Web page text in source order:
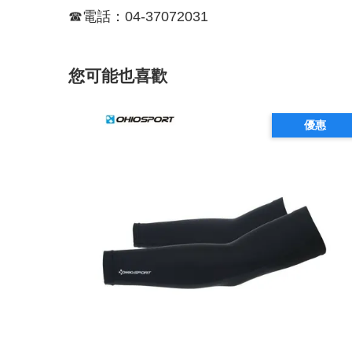
☎電話：04-37072031
您可能也喜歡
優惠